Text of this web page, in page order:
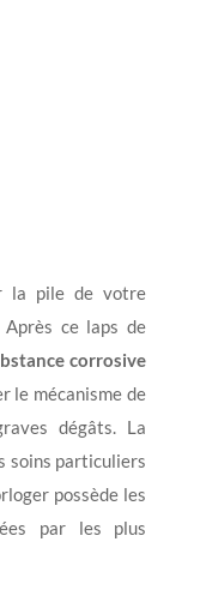
la pile de votre
ce laps de
corrosive
le mécanisme de
dégâts. La
soins particuliers
possède les
par les plus